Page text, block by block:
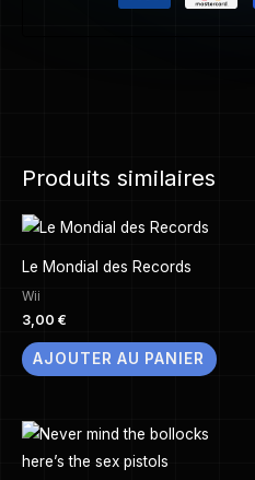
Produits similaires
Le Mondial des Records
Wii
3,00 €
AJOUTER AU PANIER